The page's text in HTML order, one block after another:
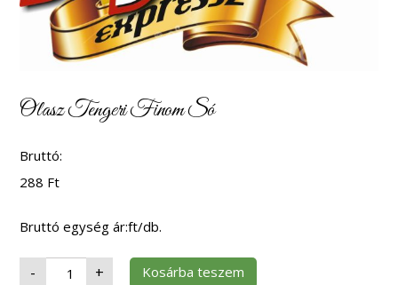
Olasz Tengeri Finom Só
Bruttó:
288 Ft
Bruttó egység ár:ft/db.
- Olasz
Tengeri + Kosárba teszem